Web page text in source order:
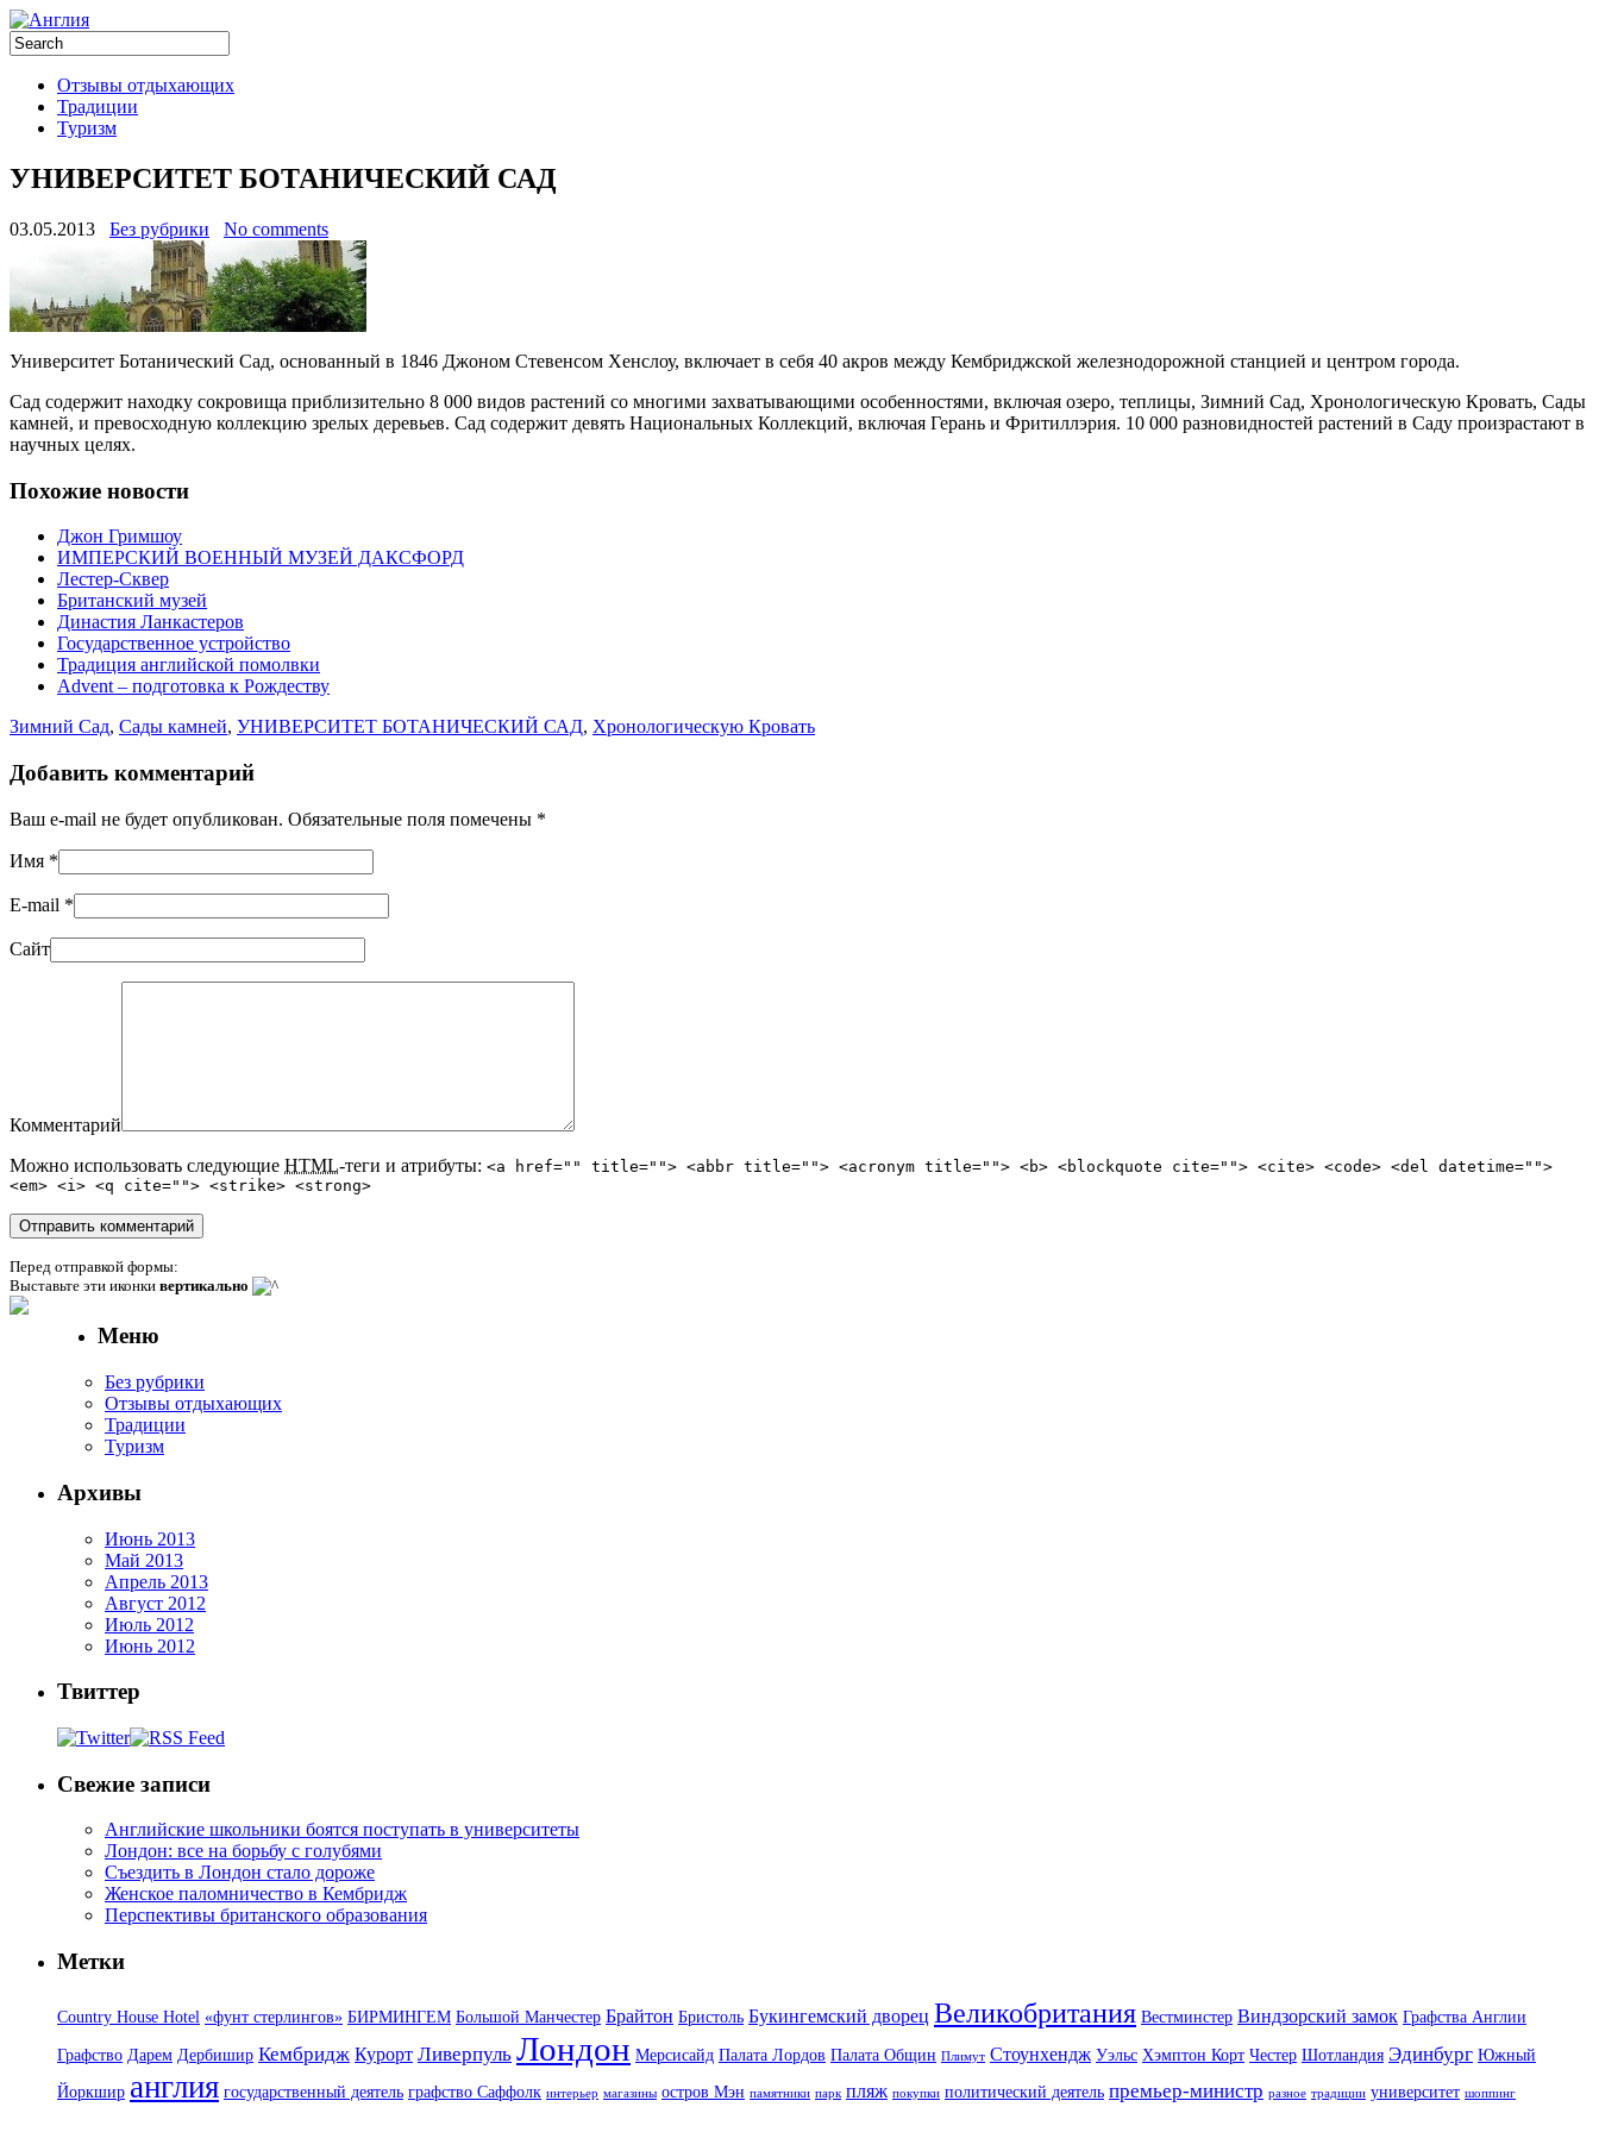
Отзывы отдыхающих
Традиции
Туризм
УНИВЕРСИТЕТ БОТАНИЧЕСКИЙ САД
03.05.2013 Без рубрики No comments
Университет Ботанический Сад, основанный в 1846 Джоном Стевенсом Хенслоу, включает в себя 40 акров между Кембриджской железнодорожной станцией и центром города.
Сад содержит находку сокровища приблизительно 8 000 видов растений со многими захватывающими особенностями, включая озеро, теплицы, Зимний Сад, Хронологическую Кровать, Сады
камней, и превосходную коллекцию зрелых деревьев. Сад содержит девять Национальных Коллекций, включая Герань и Фритиллэрия. 10 000 разновидностей растений в Саду произрастают в
научных целях.
Похожие новости
Джон Гримшоу
ИМПЕРСКИЙ ВОЕННЫЙ МУЗЕЙ ДАКСФОРД
Лестер-Сквер
Британский музей
Династия Ланкастеров
Государственное устройство
Традиция английской помолвки
Advent – подготовка к Рождеству
Зимний Сад, Сады камней, УНИВЕРСИТЕТ БОТАНИЧЕСКИЙ САД, Хронологическую Кровать
Добавить комментарий
Ваш e-mail не будет опубликован. Обязательные поля помечены *
Имя *
E-mail *
Сайт
Комментарий
Можно использовать следующие HTML-теги и атрибуты: <a href="" title=""> <abbr title=""> <acronym title=""> <b> <blockquote cite=""> <cite> <code> <del datetime="">
<em> <i> <q cite=""> <strike> <strong>
Перед отправкой формы:
Выставьте эти иконки вертикально
Меню
Без рубрики
Отзывы отдыхающих
Традиции
Туризм
Архивы
Июнь 2013
Май 2013
Апрель 2013
Август 2012
Июль 2012
Июнь 2012
Твиттер
Свежие записи
Английские школьники боятся поступать в университеты
Лондон: все на борьбу с голубями
Съездить в Лондон стало дороже
Женское паломничество в Кембридж
Перспективы британского образования
Метки
Country House Hotel «фунт стерлингов» БИРМИНГЕМ Большой Манчестер Брайтон Бристоль Букингемский дворец Великобритания Вестминстер Виндзорский замок Графства Англии
Графство Дарем Дербишир Кембридж Курорт Ливерпуль Лондон Мерсисайд Палата Лордов Палата Общин Плимут Стоунхендж Уэльс Хэмптон Корт Честер Шотландия Эдинбург Южный
Йоркшир англия государственный деятель графство Саффолк интерьер магазины остров Мэн памятники парк пляж покупки политический деятель премьер-министр разное традиции университет шоппинг